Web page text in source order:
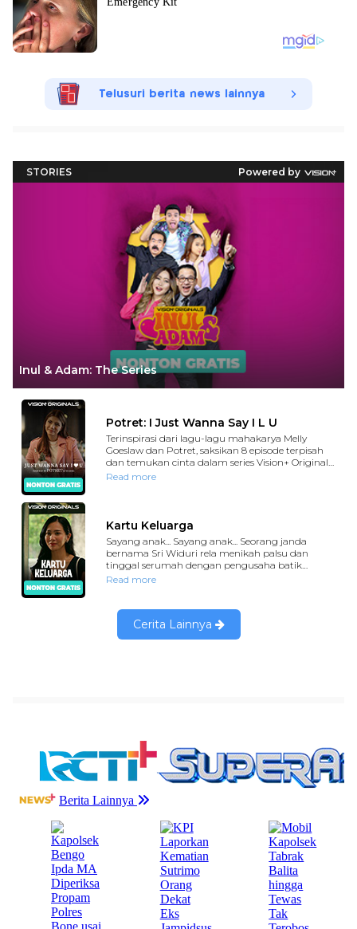
Telusuri berita news lainnya